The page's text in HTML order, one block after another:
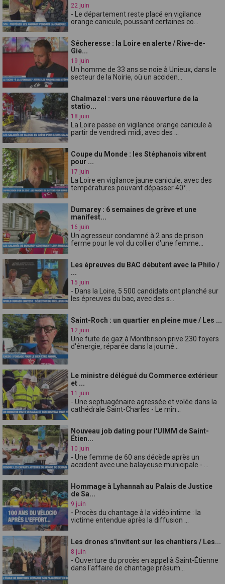
22 juin
- Le département reste placé en vigilance
orange canicule, poussant certaines co...
Sécheresse : la Loire en alerte / Rive-de-
Gie...
19 juin
Un homme de 33 ans se noie à Unieux, dans le
secteur de la Noirie, où un acciden...
Chalmazel : vers une réouverture de la
statio...
18 juin
La Loire passe en vigilance orange canicule à
partir de vendredi midi, avec des ...
Coupe du Monde : les Stéphanois vibrent
pour ...
17 juin
La Loire en vigilance jaune canicule, avec des
températures pouvant dépasser 40°...
Dumarey : 6 semaines de grève et une
manifest...
16 juin
Un agresseur condamné à 2 ans de prison
ferme pour le vol du collier d'une femme...
Les épreuves du BAC débutent avec la Philo /
...
15 juin
- Dans la Loire, 5 500 candidats ont planché sur
les épreuves du bac, avec des s...
Saint-Roch : un quartier en pleine mue / Les ...
12 juin
Une fuite de gaz à Montbrison prive 230 foyers
d'énergie, réparée dans la journé...
Le ministre délégué du Commerce extérieur
et ...
11 juin
- Une septuagénaire agressée et volée dans la
cathédrale Saint-Charles - Le min...
Nouveau job dating pour l'UIMM de Saint-
Étien...
10 juin
- Une femme de 60 ans décède après un
accident avec une balayeuse municipale - ...
Hommage à Lyhannah au Palais de Justice
de Sa...
9 juin
- Procès du chantage à la vidéo intime : la
victime entendue après la diffusion ...
Les drones s'invitent sur les chantiers / Les...
8 juin
- Ouverture du procès en appel à Saint-Étienne
dans l'affaire de chantage présum...